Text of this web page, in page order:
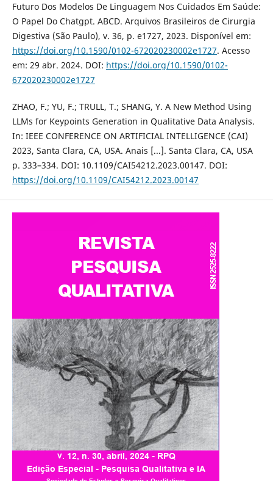
Futuro Dos Modelos De Linguagem Nos Cuidados Em Saúde:
O Papel Do Chatgpt. ABCD. Arquivos Brasileiros de Cirurgia
Digestiva (São Paulo), v. 36, p. e1727, 2023. Disponível em:
https://doi.org/10.1590/0102-672020230002e1727. Acesso
em: 29 abr. 2024. DOI: https://doi.org/10.1590/0102-
672020230002e1727
ZHAO, F.; YU, F.; TRULL, T.; SHANG, Y. A New Method Using
LLMs for Keypoints Generation in Qualitative Data Analysis.
In: IEEE CONFERENCE ON ARTIFICIAL INTELLIGENCE (CAI)
2023, Santa Clara, CA, USA. Anais [...]. Santa Clara, CA, USA
p. 333–334. DOI: 10.1109/CAI54212.2023.00147. DOI:
https://doi.org/10.1109/CAI54212.2023.00147